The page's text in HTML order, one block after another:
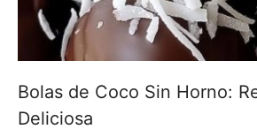
Bolas de Coco Sin Horno:
Deliciosa